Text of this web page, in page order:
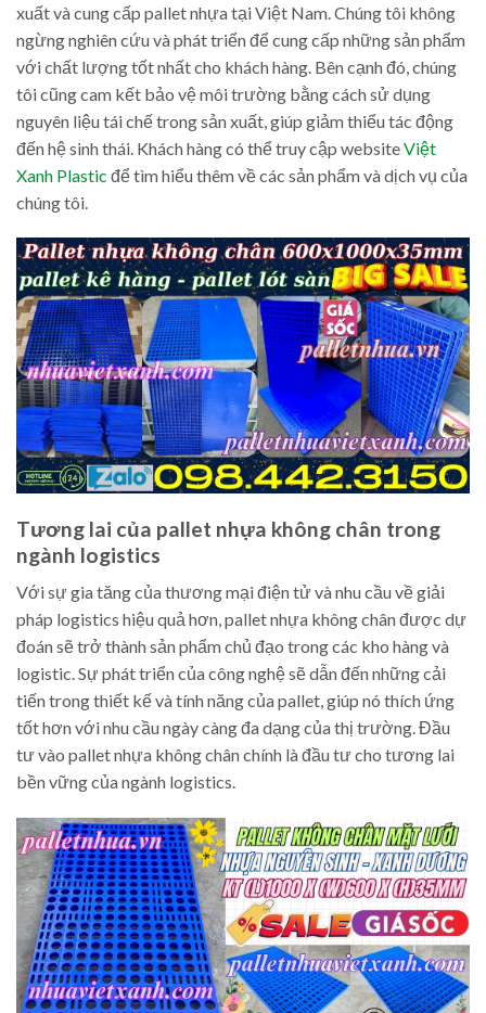
xuất và cung cấp pallet nhựa tại Việt Nam. Chúng tôi không
ngừng nghiên cứu và phát triển để cung cấp những sản phẩm
với chất lượng tốt nhất cho khách hàng. Bên cạnh đó, chúng
tôi cũng cam kết bảo vệ môi trường bằng cách sử dụng
nguyên liệu tái chế trong sản xuất, giúp giảm thiểu tác động
đến hệ sinh thái. Khách hàng có thể truy cập websiteViệt
Xanh Plastic để tìm hiểu thêm về các sản phẩm và dịch vụ của
chúng tôi.
Tương lai của pallet nhựa không chân trong
ngành logistics
Với sự gia tăng của thương mại điện tử và nhu cầu về giải
pháp logistics hiệu quả hơn, pallet nhựa không chân được dự
đoán sẽ trở thành sản phẩm chủ đạo trong các kho hàng và
logistic. Sự phát triển của công nghệ sẽ dẫn đến những cải
tiến trong thiết kế và tính năng của pallet, giúp nó thích ứng
tốt hơn với nhu cầu ngày càng đa dạng của thị trường. Đầu
tư vào pallet nhựa không chân chính là đầu tư cho tương lai
bền vững của ngành logistics.